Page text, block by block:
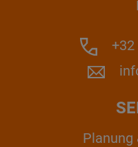
+32
Planung